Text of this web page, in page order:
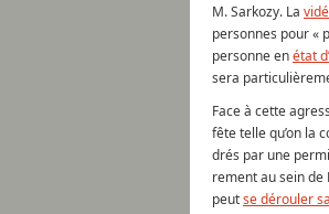
M. Sarkozy. La
personnes pour «
personne enétat
sera
Face à cette
fête telle qu’on la
drés par une
rement au sein de
peutse dérouler